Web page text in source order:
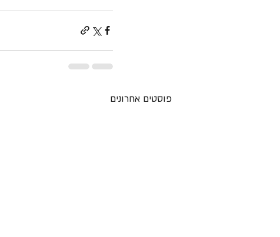
פוסטים אחרונים